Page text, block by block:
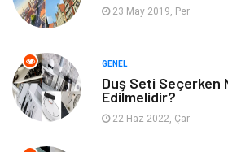
Yeme & İçme
Emlak
Gençlik & Eğlence
23 May 2019, Per
GENEL
Duş Seti Seçerken
Edilmelidir?
22 Haz 2022, Çar